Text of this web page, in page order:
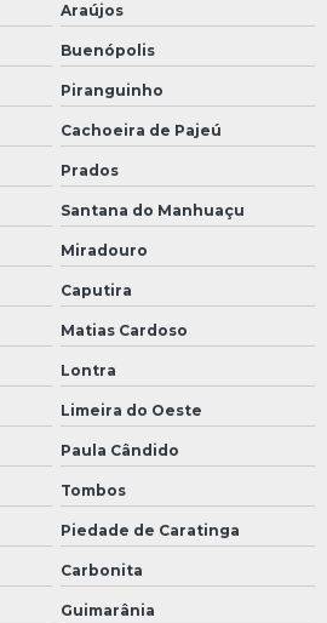
Araújos
Buenópolis
Piranguinho
Cachoeira de Pajeú
Prados
Santana do Manhuaçu
Miradouro
Caputira
Matias Cardoso
Lontra
Limeira do Oeste
Paula Cândido
Tombos
Piedade de Caratinga
Carbonita
Guimarânia